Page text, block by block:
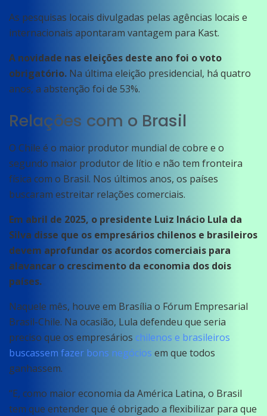
As pesquisas locais divulgadas pelas agências locais e
internacionais apontaram vantagem para Kast.
A novidade nas eleições deste ano foi o voto
obrigatório. Na última eleição presidencial, há quatro
anos, a abstenção foi de 53%.
Relações com o Brasil
O Chile é o maior produtor mundial de cobre e o
segundo maior produtor de lítio e não tem fronteira
física com o Brasil. Nos últimos anos, os países
buscaram estreitar relações comerciais.
Em abril de 2025, o presidente Luiz Inácio Lula da
Silva disse que os empresários chilenos e brasileiros
devem aprofundar os acordos comerciais para
alavancar o crescimento da economia dos dois
países.
Naquele mês, houve em Brasília o Fórum Empresarial
Brasil-Chile. Na ocasião, Lula defendeu que seria
preciso que os empresários chilenos e brasileiros
buscassem fazer bons negócios em que todos
ganhassem.
“E, como maior economia da América Latina, o Brasil
tem que entender que é obrigado a flexibilizar para que